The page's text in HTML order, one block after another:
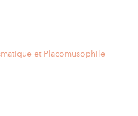
et Placomusophile